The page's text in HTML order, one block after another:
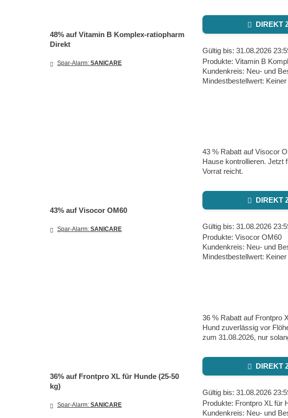
48% auf Vitamin B Komplex-ratiopharm
Direkt
Spar-Alarm: SANICARE
DIREKT
Gültig bis: 31.08.2026
Produkte: Vitamin B
Kundenkreis: Neu- und
Mindestbestellwert: Keiner
43% auf Visocor OM60
Spar-Alarm: SANICARE
43 % Rabatt auf Visocor
Hause kontrollieren. Jetzt
Vorrat reicht.
DIREKT
Gültig bis: 31.08.2026
Produkte: Visocor OM60
Kundenkreis: Neu- und
Mindestbestellwert: Keiner
36% auf Frontpro XL für Hunde (25-50
kg)
Spar-Alarm: SANICARE
36 % Rabatt auf Frontpro
Hund zuverlässig vor
zum 31.08.2026, nur
DIREKT
Gültig bis: 31.08.2026
Produkte: Frontpro XL für
Kundenkreis: Neu- und